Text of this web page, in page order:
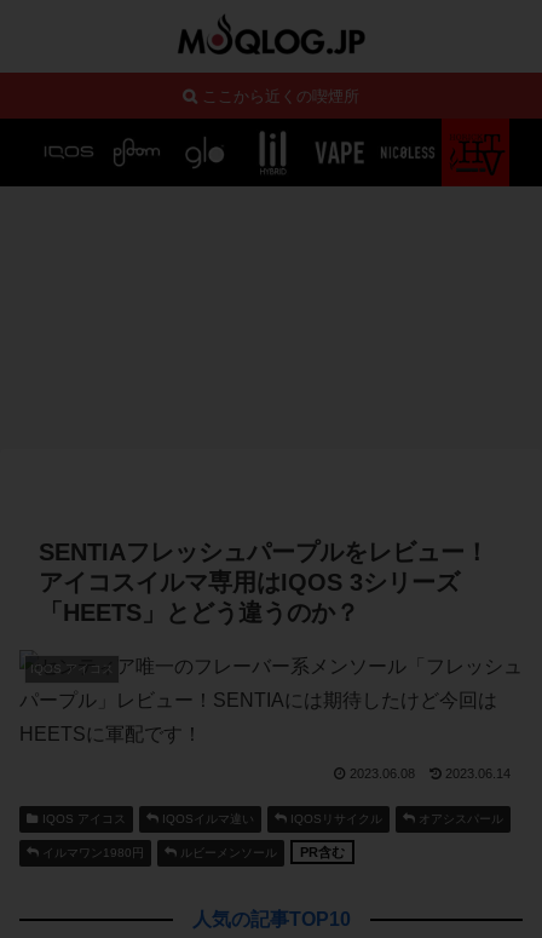
ここから近くの喫煙所
SENTIAフレッシュパープルをレビュー！
アイコスイルマ専用はIQOS 3シリーズ
「HEETS」とどう違うのか？
IQOS アイコス
2023.06.08 2023.06.14
IQOS アイコス IQOSイルマ違い IQOSリサイクル オアシスパール
イルマワン1980円 ルビーメンソール PR含む
人気の記事TOP10